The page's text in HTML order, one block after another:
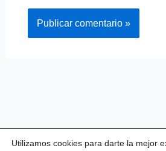
Utilizamos cookies para darte la mejor